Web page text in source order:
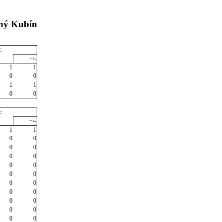
Kubín
+/-
1
1
0
0
1
1
0
0
+/-
1
1
0
0
0
0
0
0
0
0
0
0
0
0
0
0
0
0
0
0
0
0